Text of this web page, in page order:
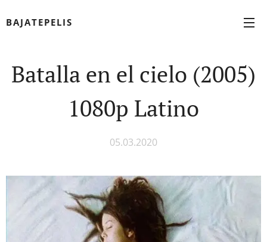
BAJATEPELIS
Batalla en el cielo (2005)
1080p Latino
05.03.2020